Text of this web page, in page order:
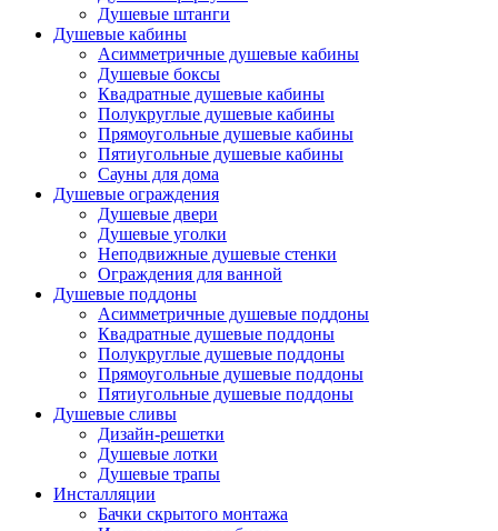
Душевые штанги
Душевые кабины
Асимметричные душевые кабины
Душевые боксы
Квадратные душевые кабины
Полукруглые душевые кабины
Прямоугольные душевые кабины
Пятиугольные душевые кабины
Сауны для дома
Душевые ограждения
Душевые двери
Душевые уголки
Неподвижные душевые стенки
Ограждения для ванной
Душевые поддоны
Асимметричные душевые поддоны
Квадратные душевые поддоны
Полукруглые душевые поддоны
Прямоугольные душевые поддоны
Пятиугольные душевые поддоны
Душевые сливы
Дизайн-решетки
Душевые лотки
Душевые трапы
Инсталляции
Бачки скрытого монтажа